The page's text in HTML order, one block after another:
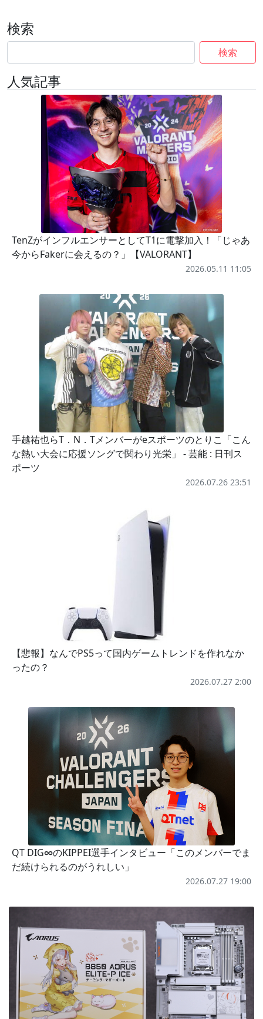
検索
検索
人気記事
TenZがインフルエンサーとしてT1に電撃加入！「じゃあ
今からFakerに会えるの？」【VALORANT】
2026.05.11 11:05
手越祐也らT．N．Tメンバーがeスポーツのとりこ「こん
な熱い大会に応援ソングで関わり光栄」 - 芸能 : 日刊ス
ポーツ
2026.07.26 23:51
【悲報】なんでPS5って国内ゲームトレンドを作れなか
ったの？
2026.07.27 2:00
QT DIG∞のKIPPEI選手インタビュー「このメンバーでま
だ続けられるのがうれしい」
2026.07.27 19:00